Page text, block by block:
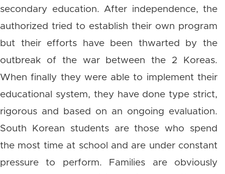
secondary education. After independence, the
authorized tried to establish their own program
but their efforts have been thwarted by the
outbreak of the war between the 2 Koreas.
When finally they were able to implement their
educational system, they have done type strict,
rigorous and based on an ongoing evaluation.
South Korean students are those who spend
the most time at school and are under constant
pressure to perform. Families are obviously